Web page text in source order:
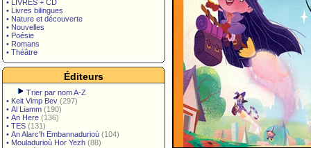
• LIVRES + CD
• Livres bilingues
• Nature et découverte
• Nouvelles
• Poésie
• Romans
• Théâtre
Éditeurs
Trier par nom A-Z
• Keit Vimp Bev (297)
• Al Liamm (190)
• An Here (136)
• TES (131)
• An Alarc'h Embannadurioù (104)
• Mouladurioù Hor Yezh (88)